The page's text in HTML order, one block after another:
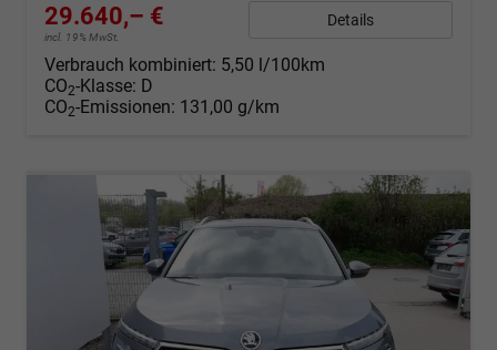
29.640,– €
incl. 19% MwSt.
Details
Verbrauch kombiniert: 5,50 l/100km
CO2-Klasse: D
CO2-Emissionen: 131,00 g/km